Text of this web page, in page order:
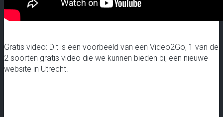
Gratis video: Dit is een voorbeeld van een Video2Go, 1 van de
2 soorten gratis video die we kunnen bieden bij een nieuwe
website in Utrecht.